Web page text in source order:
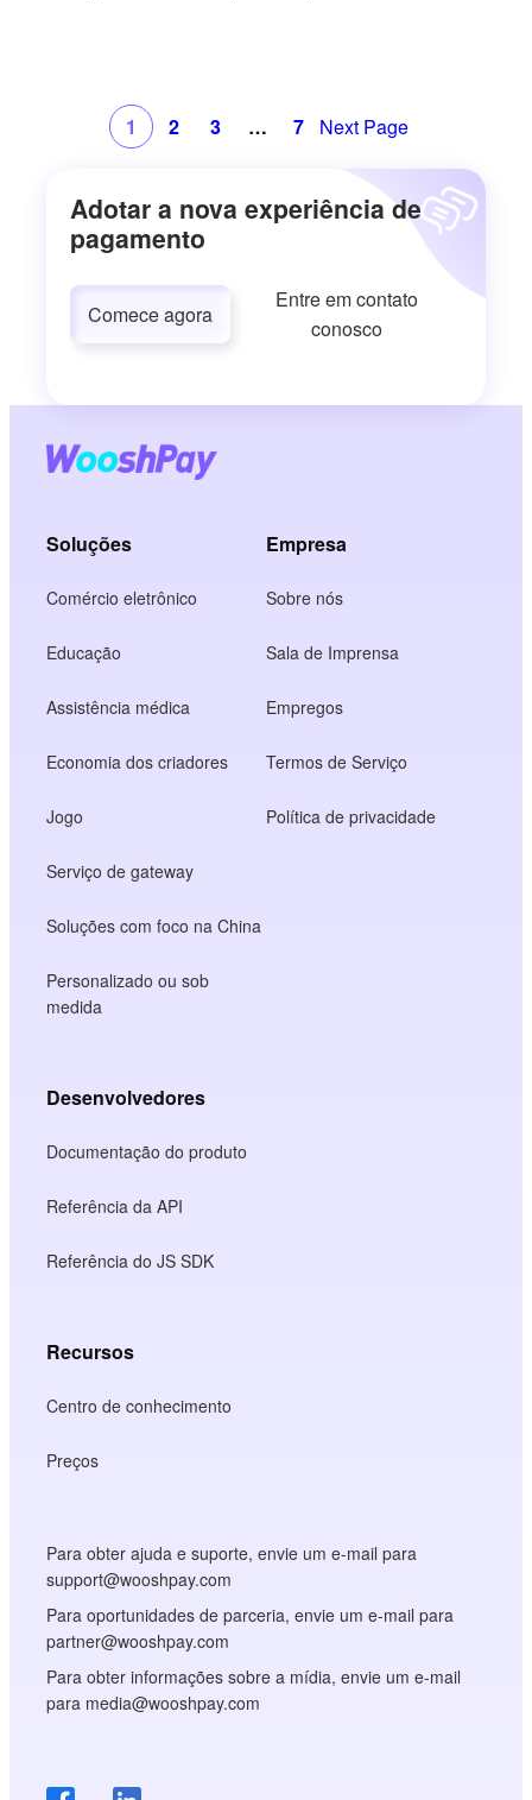
Yunfeng Financial, incluindo a AlphaToken, uma
plataforma focada na tokenização de ativos e na
1 2 3 … 7 Next Page
Adotar a nova experiência de
pagamento
Comece agora
Entre em contato
conosco
Soluções
Comércio eletrônico
Educação
Assistência médica
Economia dos criadores
Jogo
Serviço de gateway
Soluções com foco na China
Personalizado ou sob
medida
Empresa
Sobre nós
Sala de Imprensa
Empregos
Termos de Serviço
Política de privacidade
Desenvolvedores
Documentação do produto
Referência da API
Referência do JS SDK
Recursos
Centro de conhecimento
Preços
Para obter ajuda e suporte, envie um e-mail para
support@wooshpay.com
Para oportunidades de parceria, envie um e-mail para
partner@wooshpay.com
Para obter informações sobre a mídia, envie um e-mail
para media@wooshpay.com